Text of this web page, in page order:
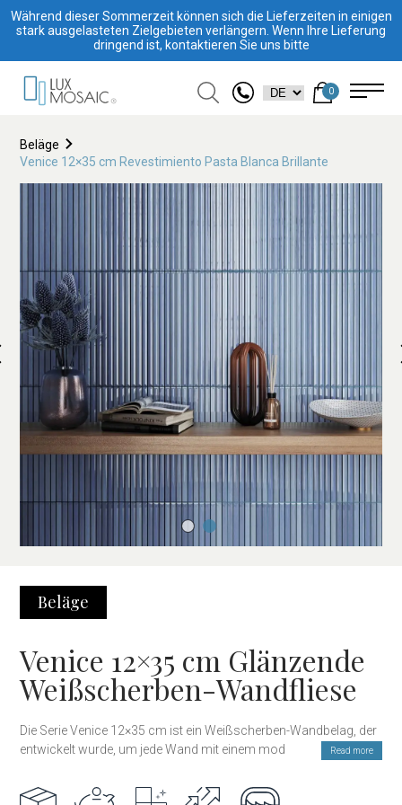
Während dieser Sommerzeit können sich die Lieferzeiten in einigen
stark ausgelasteten Zielgebieten verlängern. Wenn Ihre Lieferung
dringend ist, kontaktieren Sie uns bitte
0
Beläge
Venice 12×35 cm Revestimiento Pasta Blanca Brillante
Beläge
Venice 12×35 cm Glänzende
Weißscherben-Wandfliese
Die Serie Venice 12×35 cm ist ein Weißscherben-Wandbelag, der
entwickelt wurde, um jede Wand mit einem modernen, hellen und
verstärkt das natürliche Licht und sorgt für einen eleganten,
Read more